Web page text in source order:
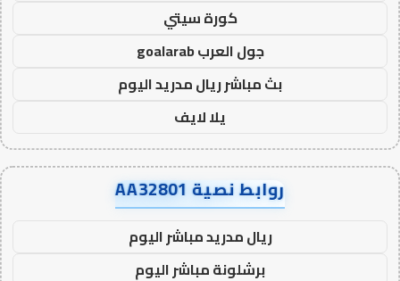
كورة سيتي
جول العرب goalarab
بث مباشر ريال مدريد اليوم
يلا لايف
روابط نصية AA32801
ريال مدريد مباشر اليوم
برشلونة مباشر اليوم